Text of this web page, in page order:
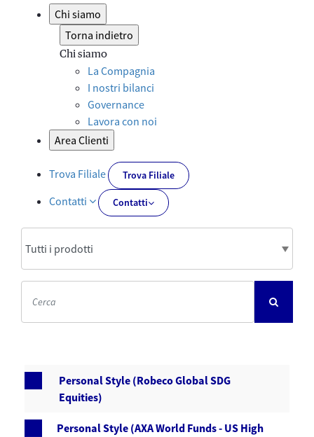
Chi siamo
Torna indietro
Chi siamo
La Compagnia
I nostri bilanci
Governance
Lavora con noi
Area Clienti
Trova Filiale Trova Filiale
Contatti Contatti
Personal Style (Robeco Global SDG
Equities)
Personal Style (AXA World Funds - US High